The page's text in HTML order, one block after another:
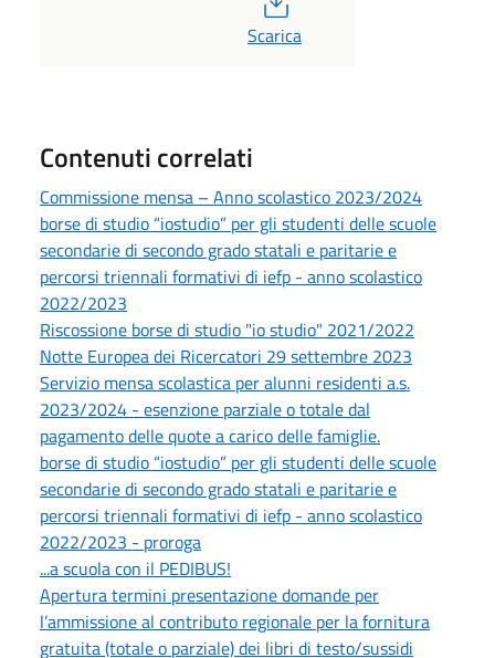
Scarica
Contenuti correlati
Commissione mensa – Anno scolastico 2023/2024
borse di studio “iostudio” per gli studenti delle scuole
secondarie di secondo grado statali e paritarie e
percorsi triennali formativi di iefp - anno scolastico
2022/2023
Riscossione borse di studio "io studio" 2021/2022
Notte Europea dei Ricercatori 29 settembre 2023
Servizio mensa scolastica per alunni residenti a.s.
2023/2024 - esenzione parziale o totale dal
pagamento delle quote a carico delle famiglie.
borse di studio “iostudio” per gli studenti delle scuole
secondarie di secondo grado statali e paritarie e
percorsi triennali formativi di iefp - anno scolastico
2022/2023 - proroga
...a scuola con il PEDIBUS!
Apertura termini presentazione domande per
l’ammissione al contributo regionale per la fornitura
gratuita (totale o parziale) dei libri di testo/sussidi